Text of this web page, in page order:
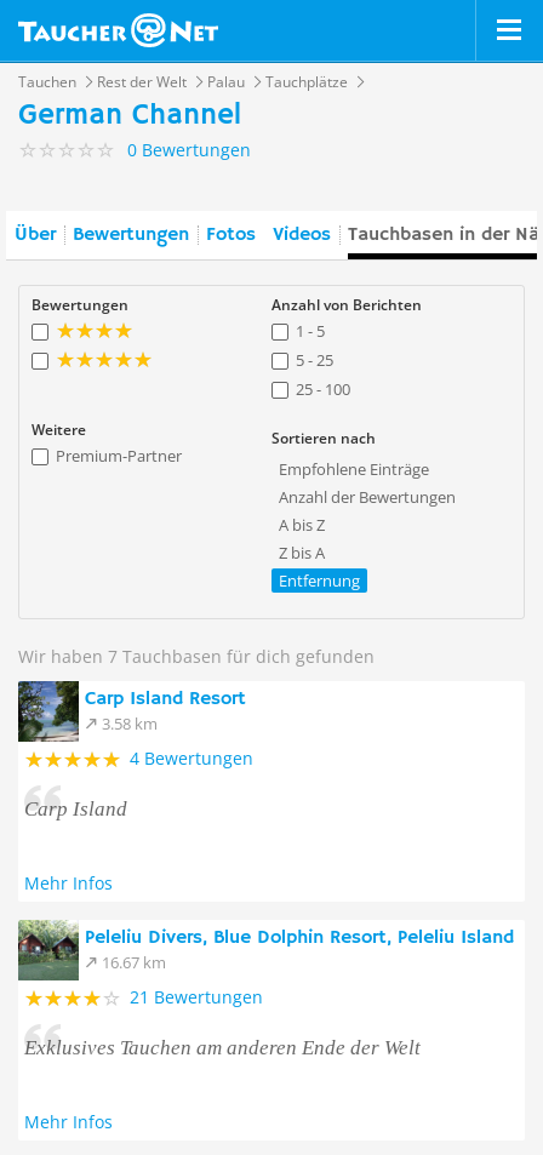
Tauchen Rest der Welt Palau Tauchplätze
German Channel
0 Bewertungen
Über Bewertungen Fotos Videos Tauchbasen in der
Bewertungen Anzahl von Berichten
1 - 5
5 - 25
25 - 100
Weitere
Premium-Partner
Sortieren nach
Empfohlene Einträge
Anzahl der Bewertungen
A bis Z
Z bis A
Entfernung
Wir haben 7 Tauchbasen für dich gefunden
Carp Island Resort
3.58 km
4 Bewertungen
Carp Island
Mehr Infos
Peleliu Divers, Blue Dolphin Resort, Peleliu Island
16.67 km
21 Bewertungen
Exklusives Tauchen am anderen Ende der Welt
Mehr Infos